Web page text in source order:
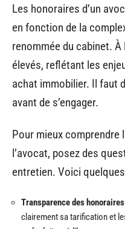
Les honoraires d’un
en fonction de la
renommée du cabinet.
élevés, reflétant les
achat immobilier. Il faut
avant de s’engager.
Pour mieux comprendre
l’avocat, posez des
entretien. Voici
Transparence des
clairement sa tarification et